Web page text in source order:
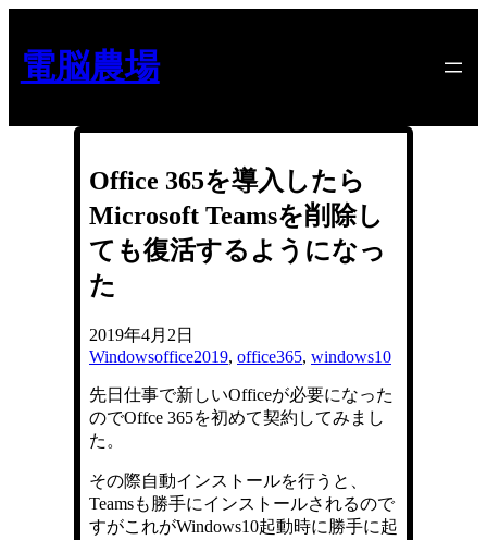
を
ス
ッ
電脳農場
Office 365を導入したら
Microsoft Teamsを削除し
ても復活するようになっ
た
2019年4月2日
Windowsoffice2019, office365, windows10
先日仕事で新しいOfficeが必要になった
のでOffce 365を初めて契約してみまし
た。
その際自動インストールを行うと、
Teamsも勝手にインストールされるので
すがこれがWindows10起動時に勝手に起